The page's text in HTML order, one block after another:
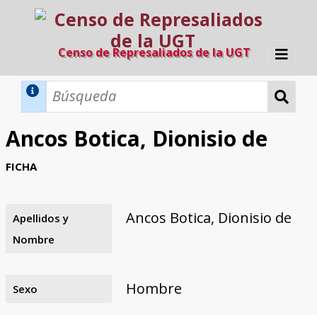
Censo de Represaliados de la UGT
Inicio
Búsqueda Dinámica
Búsqueda Avanzada
Razones y objetivos
El equipo
Colaboradores
Fuentes documentales
Ancos Botica, Dionisio de
FICHA
Apellidos y
Nombre
Ancos Botica, Dionisio de
Sexo Hombre